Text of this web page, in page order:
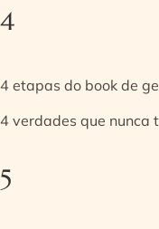
4
4 etapas do book de
4 verdades que nunca
5